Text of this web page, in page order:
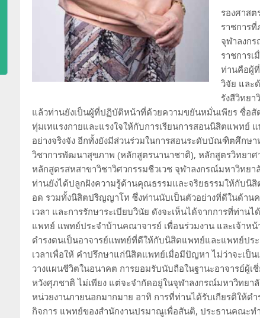
รองศาส
ราชการ
จุฬาลงก
ราชการเ
ท่านคือผู้
วิจัย และ
รังสีวิทย
แล้วท่านยังเป็นผู้ที่ปฏิบัติหน้าที่ด้วยความขยันหมั่นเพียร ซื่อ
ทุ่มเทแรงกายและแรงใจให้กับการเรียนการสอนนิสิตแพท
อย่างจริงจัง อีกทั้งยังมีส่วนร่วมในการสอนระดับบัณฑิตศึก
วิชาการพัฒนาสุขภาพ (หลักสูตรนานาชาติ), หลักสูตรวิทยา
หลักสูตรสหสาขาวิชาวิศวกรรมชีวเวช จุฬาลงกรณ์มหาวิทยา
ท่านยังได้ปลูกฝังความรู้ด้านคุณธรรมและจริยธรรมให้กับนิ
อด รวมทั้งนิสิตปริญญาโท ซึ่งท่านนับเป็นตัวอย่างที่ดีในด้าน
เวลา และการรักษาระเบียบวินัย ดังจะเห็นได้จากการที่ท่า
แพทย์ แพทย์ประจำบ้านคณาจารย์ เพื่อนร่วมงาน และเจ้าห
ดำรงตนเป็นอาจารย์แพทย์ที่ดีให้กับนิสิตแพทย์และแพทย์ปร
เวลาเพื่อให้ คำปรึกษาแก่นิสิตแพทย์เมื่อมีปัญหา ไม่ว่าจะเป็น
วางแผนชีวิตในอนาคต การยอมรับนับถือในฐานะอาจารย์ผู้
หวังศุภชาติ ไม่เพียง แต่จะจำกัดอยู่ในจุฬาลงกรณ์มหาวิทยา
หน่วยงานภายนอกมากมาย อาทิ การที่ท่านได้รับเกียรติให้ด
กิจการ แพทย์ของสำนักงานปรมาณูเพื่อสันติ, ประธานคณะ